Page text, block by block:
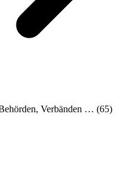
Verbänden … (65)